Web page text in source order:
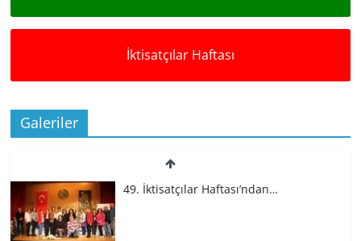
İktisatçılar Haftası
Galeriler
49. İktisatçılar Haftası’ndan…